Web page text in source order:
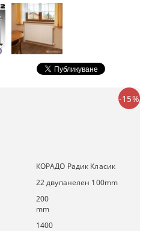
-15%
КОРАДО Радик Класик
22 двупанелен 100mm
200
mm
1400